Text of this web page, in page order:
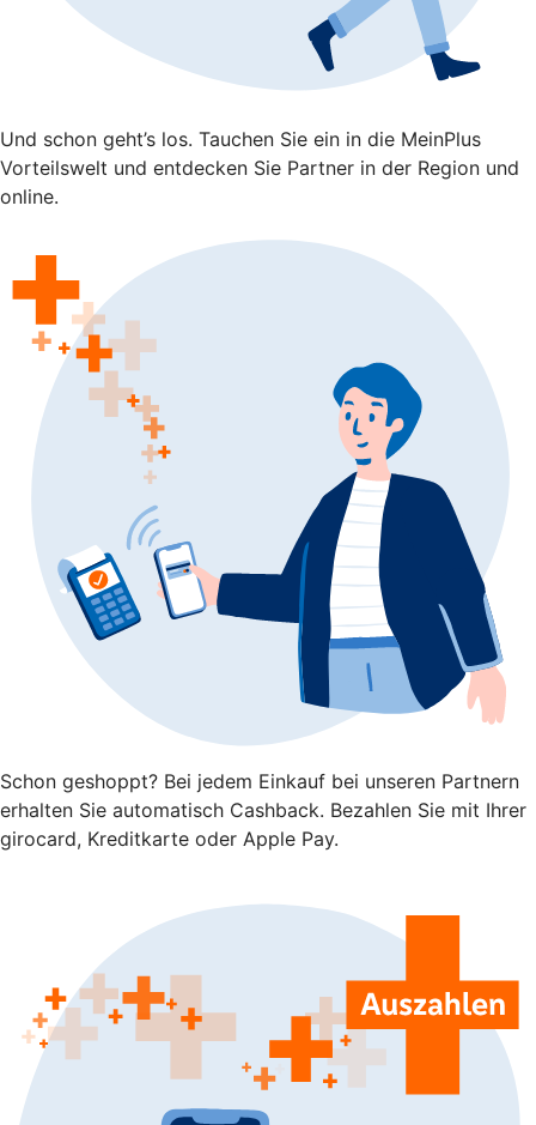
Und schon geht’s los. Tauchen Sie ein in die MeinPlus
Vorteilswelt und entdecken Sie Partner in der Region und
online.
Schon geshoppt? Bei jedem Einkauf bei unseren Partnern
erhalten Sie automatisch Cashback. Bezahlen Sie mit Ihrer
girocard, Kreditkarte oder Apple Pay.